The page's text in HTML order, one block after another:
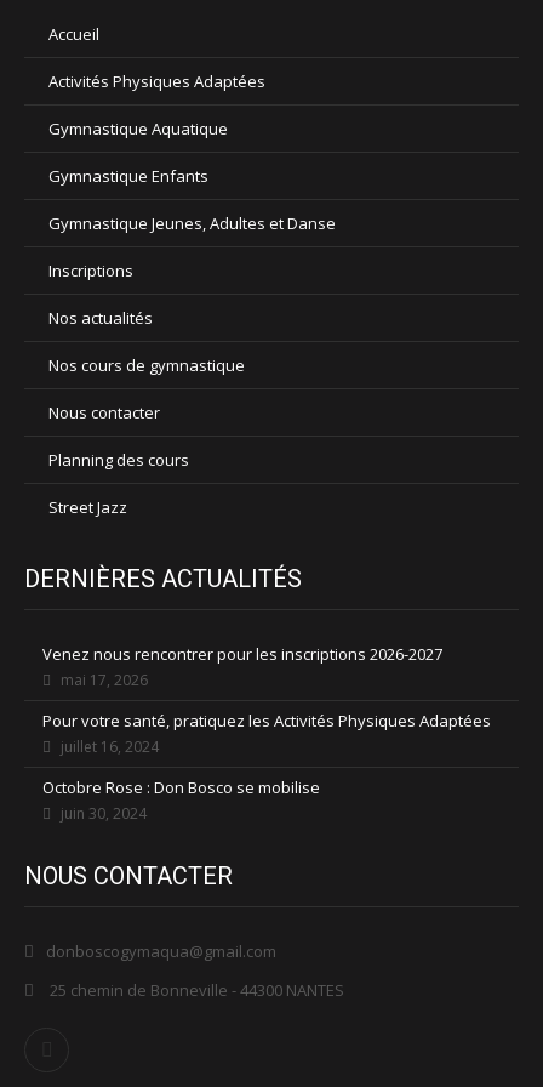
Accueil
Activités Physiques Adaptées
Gymnastique Aquatique
Gymnastique Enfants
Gymnastique Jeunes, Adultes et Danse
Inscriptions
Nos actualités
Nos cours de gymnastique
Nous contacter
Planning des cours
Street Jazz
DERNIÈRES ACTUALITÉS
Venez nous rencontrer pour les inscriptions 2026-2027
mai 17, 2026
Pour votre santé, pratiquez les Activités Physiques Adaptées
juillet 16, 2024
Octobre Rose : Don Bosco se mobilise
juin 30, 2024
NOUS CONTACTER
donboscogymaqua@gmail.com
25 chemin de Bonneville - 44300 NANTES